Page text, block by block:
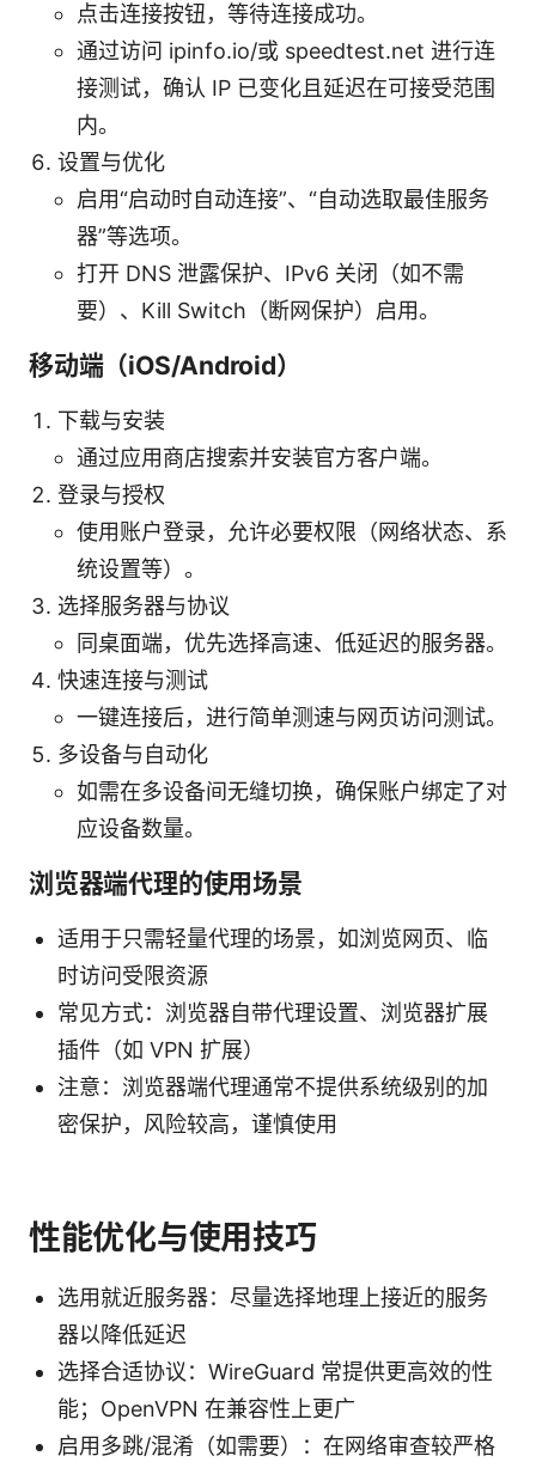
点击连接按钮，等待连接成功。
通过访问 ipinfo.io/或 speedtest.net 进行连
接测试，确认 IP 已变化且延迟在可接受范围
内。
设置与优化
启用“启动时自动连接”、“自动选取最佳服务
器”等选项。
打开 DNS 泄露保护、IPv6 关闭（如不需
要）、Kill Switch（断网保护）启用。
移动端（iOS/Android）
下载与安装
通过应用商店搜索并安装官方客户端。
登录与授权
使用账户登录，允许必要权限（网络状态、系
统设置等）。
选择服务器与协议
同桌面端，优先选择高速、低延迟的服务器。
快速连接与测试
一键连接后，进行简单测速与网页访问测试。
多设备与自动化
如需在多设备间无缝切换，确保账户绑定了对
应设备数量。
浏览器端代理的使用场景
适用于只需轻量代理的场景，如浏览网页、临
时访问受限资源
常见方式：浏览器自带代理设置、浏览器扩展
插件（如 VPN 扩展）
注意：浏览器端代理通常不提供系统级别的加
密保护，风险较高，谨慎使用
性能优化与使用技巧
选用就近服务器：尽量选择地理上接近的服务
器以降低延迟
选择合适协议：WireGuard 常提供更高效的性
能；OpenVPN 在兼容性上更广
启用多跳/混淆（如需要）：在网络审查较严格